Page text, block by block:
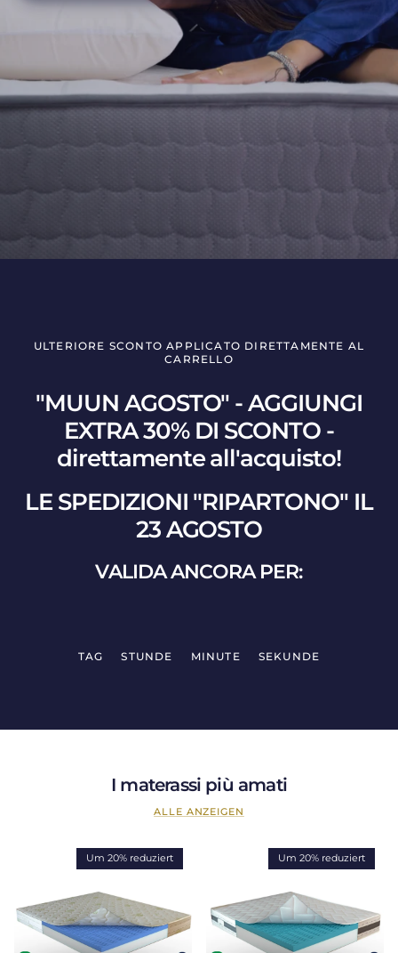
ULTERIORE SCONTO APPLICATO DIRETTAMENTE AL
CARRELLO
"MUUN AGOSTO" - AGGIUNGI
EXTRA 30% DI SCONTO -
direttamente all'acquisto!
LE SPEDIZIONI "RIPARTONO" IL
23 AGOSTO
VALIDA ANCORA PER:
TAG STUNDE MINUTE SEKUNDE
I materassi più amati
ALLE ANZEIGEN
Um 20% reduziert Um 20% reduziert